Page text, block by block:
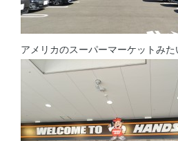
アメリカのスーパーマーケットみた